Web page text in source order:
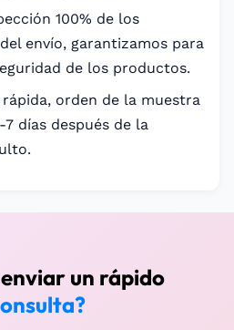
100% de los
envío, garantizamos para
de los productos.
orden de la muestra
días después de la
un rápido